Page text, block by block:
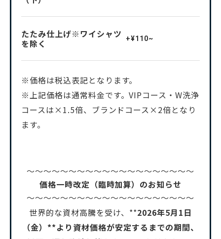
たたみ仕上げ※ワイシャツ
を除く
+¥110~
※価格は税込表記となります。
※上記価格は通常料金です。VIPコース・W洗浄
コースは×1.5倍、ブランドコース×2倍となり
ます。
～～～～～～～～～～～～～～～～～～～～
価格一時改定（臨時加算）のお知らせ
～～～～～～～～～～～～～～～～～～～～
世界的な資材高騰を受け、**2026年5月1日
（金）**より資材価格が安定するまでの期間、